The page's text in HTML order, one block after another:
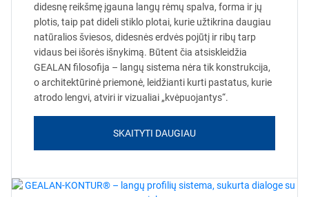
didesnę reikšmę įgauna langų rėmų spalva, forma ir jų
plotis, taip pat dideli stiklo plotai, kurie užtikrina daugiau
natūralios šviesos, didesnės erdvės pojūtį ir ribų tarp
vidaus bei išorės išnykimą. Būtent čia atsiskleidžia
GEALAN filosofija – langų sistema nėra tik konstrukcija,
o architektūrinė priemonė, leidžianti kurti pastatus, kurie
atrodo lengvi, atviri ir vizualiai „kvėpuojantys“.
SKAITYTI DAUGIAU